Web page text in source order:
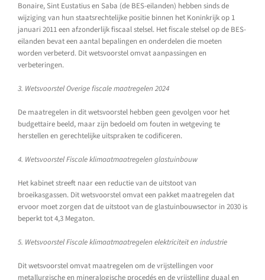
Bonaire, Sint Eustatius en Saba (de BES-eilanden) hebben sinds de
wijziging van hun staatsrechtelijke positie binnen het Koninkrijk op 1
januari 2011 een afzonderlijk fiscaal stelsel. Het fiscale stelsel op de BES-
eilanden bevat een aantal bepalingen en onderdelen die moeten
worden verbeterd. Dit wetsvoorstel omvat aanpassingen en
verbeteringen.
3. Wetsvoorstel Overige fiscale maatregelen 2024
De maatregelen in dit wetsvoorstel hebben geen gevolgen voor het
budgettaire beeld, maar zijn bedoeld om fouten in wetgeving te
herstellen en gerechtelijke uitspraken te codificeren.
4. Wetsvoorstel Fiscale klimaatmaatregelen glastuinbouw
Het kabinet streeft naar een reductie van de uitstoot van
broeikasgassen. Dit wetsvoorstel omvat een pakket maatregelen dat
ervoor moet zorgen dat de uitstoot van de glastuinbouwsector in 2030 is
beperkt tot 4,3 Megaton.
5. Wetsvoorstel Fiscale klimaatmaatregelen elektriciteit en industrie
Dit wetsvoorstel omvat maatregelen om de vrijstellingen voor
metallurgische en mineralogische procedés en de vrijstelling duaal en